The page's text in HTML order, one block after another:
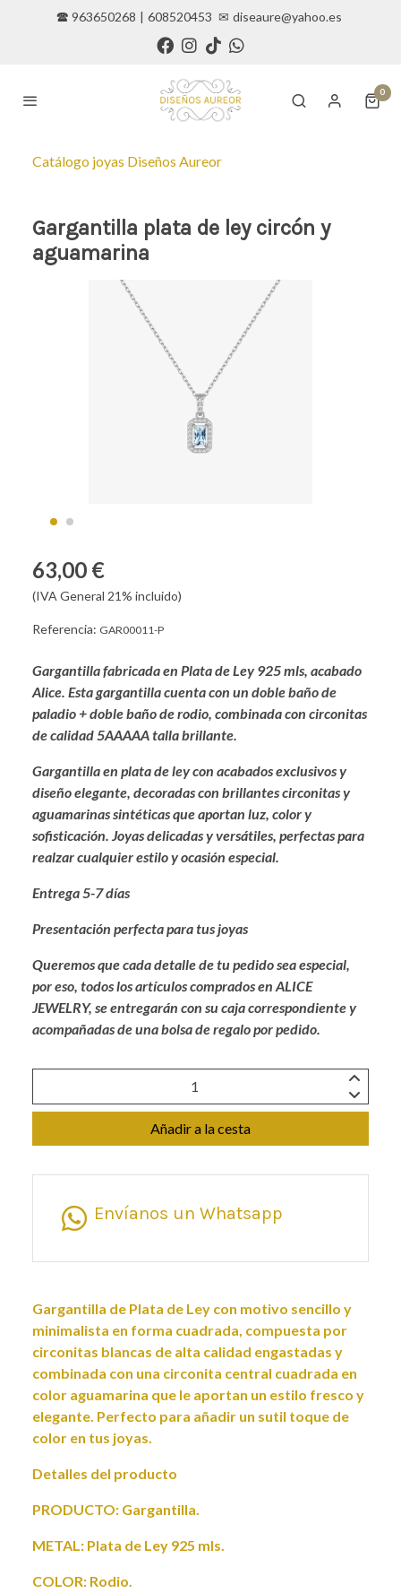
🕿 963650268 | 608520453 ✉ diseaure@yahoo.es
0
Catálogo joyas Diseños Aureor
Gargantilla plata de ley circón y
aguamarina
63,00 €
(IVA General 21% incluido)
Referencia: GAR00011-P
Gargantilla fabricada en Plata de Ley 925 mls, acabado
Alice. Esta gargantilla cuenta con un doble baño de
paladio + doble baño de rodio, combinada con circonitas
de calidad 5AAAAA talla brillante.
Gargantilla en plata de ley con acabados exclusivos y
diseño elegante, decoradas con brillantes circonitas y
aguamarinas sintéticas que aportan luz, color y
sofisticación. Joyas delicadas y versátiles, perfectas para
realzar cualquier estilo y ocasión especial.
Entrega 5-7 días
Presentación perfecta para tus joyas
Queremos que cada detalle de tu pedido sea especial,
por eso, todos los artículos comprados en ALICE
JEWELRY, se entregarán con su caja correspondiente y
acompañadas de una bolsa de regalo por pedido.
Añadir a la cesta
Envíanos un Whatsapp
Gargantilla de Plata de Ley con motivo sencillo y
minimalista en forma cuadrada, compuesta por
circonitas blancas de alta calidad engastadas y
combinada con una circonita central cuadrada en
color aguamarina que le aportan un estilo fresco y
elegante. Perfecto para añadir un sutil toque de
color en tus joyas.
Detalles del producto
PRODUCTO: Gargantilla.
METAL: Plata de Ley 925 mls.
COLOR: Rodio.